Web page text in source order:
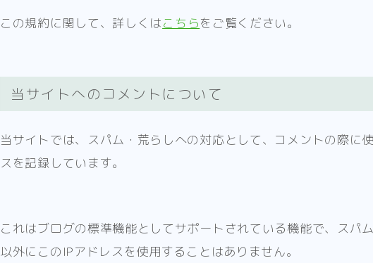
この規約に関して、詳しくはこちらをご覧ください。
当サイトへのコメントについて
当サイトでは、スパム・荒らしへの対応として、コメントの際に
スを記録しています。
これはブログの標準機能としてサポートされている機能で、スパ
以外にこのIPアドレスを使用することはありません。